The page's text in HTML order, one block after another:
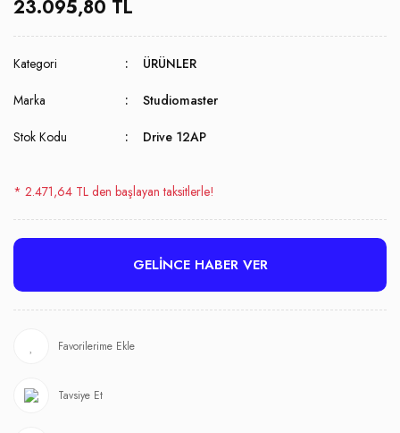
23.095,80 TL
Kategori ÜRÜNLER
Marka Studiomaster
Stok Kodu Drive 12AP
* 2.471,64 TL den başlayan taksitlerle!
GELİNCE HABER VER
Tavsiye Et